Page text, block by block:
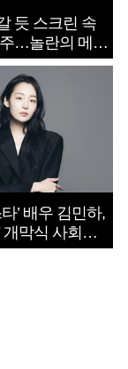
듯 스크린 속
…놀란의 메시
속죄’
’ 배우 김민하,
개막식 사회자